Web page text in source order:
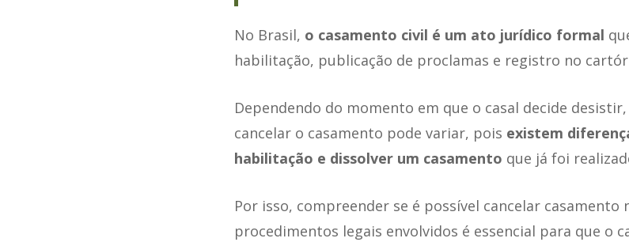
No Brasil, o casamento civil é um ato jurídico formal
habilitação, publicação de proclamas e registro no
Dependendo do momento em que o casal decide
cancelar o casamento pode variar, pois existem
habilitação e dissolver um casamento que já foi
Por isso, compreender se é possível cancelar casamento
procedimentos legais envolvidos é essencial para que o